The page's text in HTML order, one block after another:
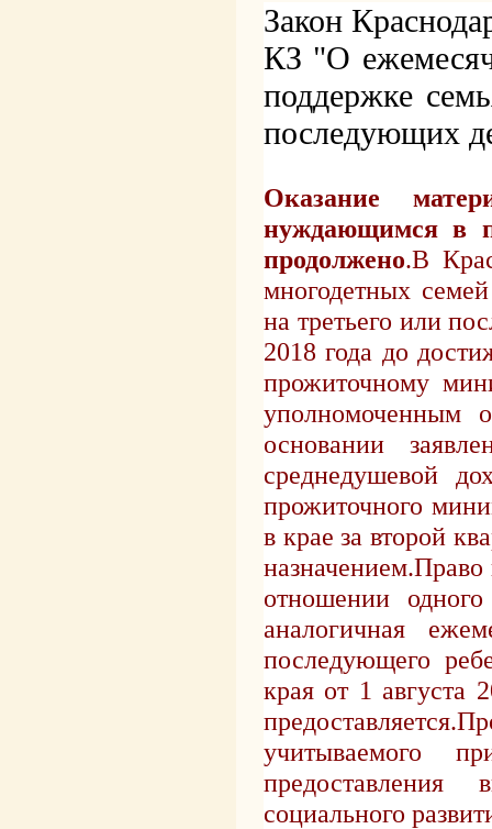
Закон
КЗ "О
поддержке
последующих
Оказание
нуждающимся в
продолжено.В
многодетных
на третьего или
2018 года до
прожиточному
уполномоченным
основании
среднедушевой
прожиточного
в крае за второй
назначением.Право
отношении
аналогичная
последующего
края от 1 августа
предоставляется.
учитываемого
социального